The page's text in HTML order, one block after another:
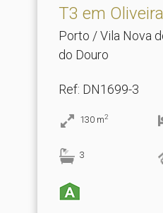
T3 em
Porto / Vila Nova
do Douro
Ref: DN1699-3
130 m2
3